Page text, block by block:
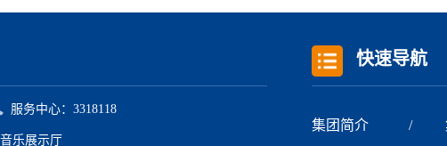
服务中心：3318118
乐展示厅
快速导航
集团简介